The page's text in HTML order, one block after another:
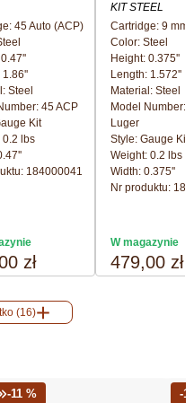
45 Auto (ACP)
1.86''
Steel
45 ACP
Kit
0.2 lbs
184000041
zł
KIT STEEL
Cartridge: 9 mm
Color: Steel
Height: 0.375''
Length: 1.572''
Material: Steel
Model Number:
Luger
Style: Gauge Kit
Weight: 0.2 lbs
Width: 0.375''
Nr produktu:
W magazynie
479,00 zł
(16)
-11 % -